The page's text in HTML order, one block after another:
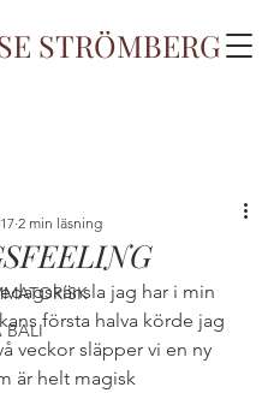
STRÖMBERG
BALI
2 min läsning
jag har i min
första halva körde jag
veckor släpper vi en ny
är helt magisk